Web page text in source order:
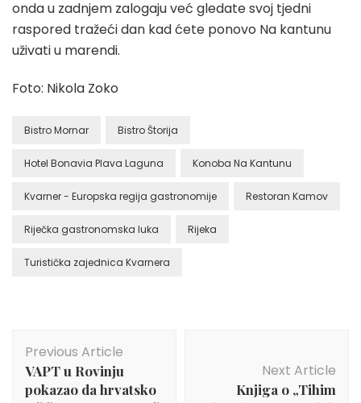
onda u zadnjem zalogaju već gledate svoj tjedni
raspored tražeći dan kad ćete ponovo Na kantunu
uživati u marendi.
Foto: Nikola Zoko
Bistro Mornar Bistro Štorija
Hotel Bonavia Plava Laguna Konoba Na Kantunu
Kvarner - Europska regija gastronomije Restoran Kamov
Riječka gastronomska luka Rijeka
Turistička zajednica Kvarnera
Navigation
Previous Article
VAPT u Rovinju
pokazao da hrvatsko
Next Article
Knjiga o „Tihim